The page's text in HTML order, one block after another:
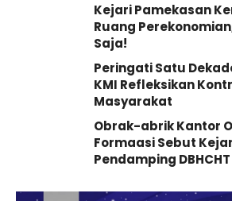
Kejari Pamekasan
Ruang
Saja!
Peringati Satu
KMI Refleksikan
Masyarakat
Obrak-abrik Kantor
Formaasi Sebut
Pendamping DBHCHT